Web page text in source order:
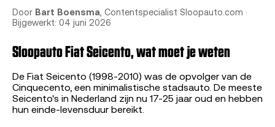
Door Bart Boensma, Contentspecialist Sloopauto.com ·
Bijgewerkt: 04 juni 2026
Sloopauto Fiat Seicento, wat moet je weten
De Fiat Seicento (1998-2010) was de opvolger van de
Cinquecento, een minimalistische stadsauto. De meeste
Seicento's in Nederland zijn nu 17-25 jaar oud en hebben
hun einde-levensduur bereikt.